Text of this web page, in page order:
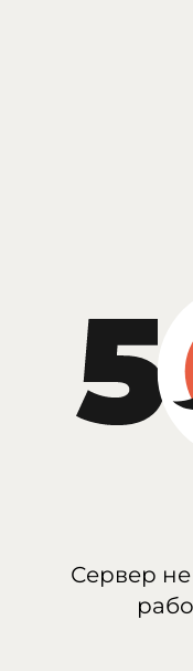
Сервер